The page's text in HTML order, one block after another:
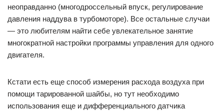
неоправданно (многодроссельный впуск, регулирование
давления наддува в турбомоторе). Все остальные случаи
— это любителям найти себе увлекательное занятие
многократной настройки программы управления для одного
двигателя.
Кстати есть еще способ измерения расхода воздуха при
помощи тарированной шайбы, но тут необходимо
использования еще и дифференциального датчика